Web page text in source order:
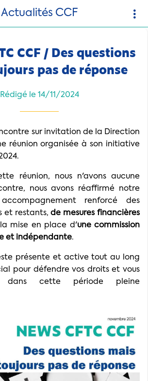
Actualités CCF
CCF / Des questions
pas de réponse
Rédigé le 14/11/2024
sur invitation de la Direction
réunion organisée à son initiative
réunion, nous n'avons aucune
nous avons réaffirmé notre
renforcé des
et restants,de mesures financières
mise en place d'une commission
et indépendante.
présente et active tout au long
pour défendre vos droits et vous
dans cette période pleine